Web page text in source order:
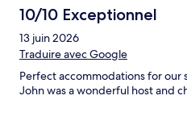
10/10 Exceptionnel
13 juin 2026
Traduire avec Google
Perfect accommodations for our
John was a wonderful host and